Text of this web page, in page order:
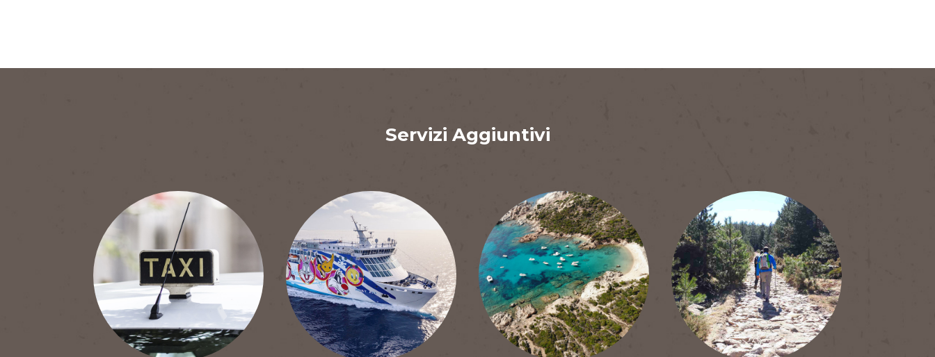
Servizi Aggiuntivi